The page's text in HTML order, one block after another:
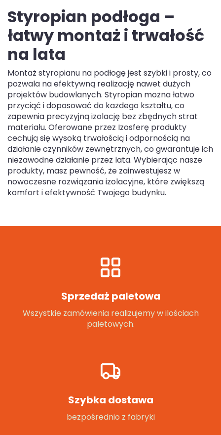
Styropian podłoga –
łatwy montaż i trwałość
na lata
Montaż styropianu na podłogę jest szybki i prosty, co
pozwala na efektywną realizację nawet dużych
projektów budowlanych. Styropian można łatwo
przyciąć i dopasować do każdego kształtu, co
zapewnia precyzyjną izolację bez zbędnych strat
materiału. Oferowane przez Izosferę produkty
cechują się wysoką trwałością i odpornością na
działanie czynników zewnętrznych, co gwarantuje ich
niezawodne działanie przez lata. Wybierając nasze
produkty, masz pewność, że zainwestujesz w
nowoczesne rozwiązania izolacyjne, które zwiększą
komfort i efektywność Twojego budynku.
Sprzedaż paletowa
Wszystkie zamówienia realizujemy w ilościach
paletowych.
Szybka dostawa
bezpośrednio z fabryki